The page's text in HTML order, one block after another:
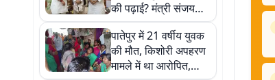
की पढ़ाई? मंत्री संजय
सिंह ने राज्यपाल से की
मुलाकात
पातेपुर में 21 वर्षीय युवक
की मौत, किशोरी अपहरण
मामले में था आरोपित,